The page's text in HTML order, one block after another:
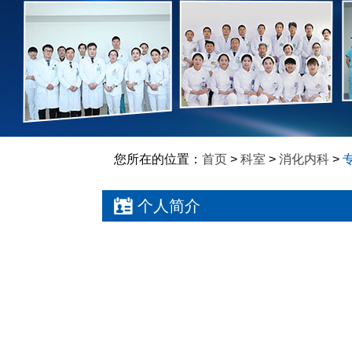
您所在的位置： 首页> 科室 > 消化内科>
个人简介